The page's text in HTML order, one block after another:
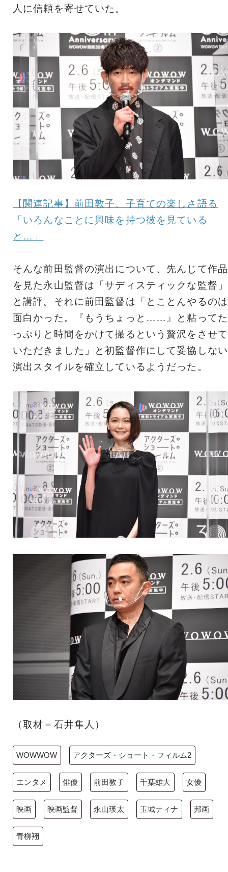
人に信頼を寄せていた。
【関連記事】前田敦子、子育ての楽しさ語る
「いろんなことに興味を持つ彼を見ている
と…」
そんな前田監督の演出について、先んじて作品
を見た永山監督は「サディスティックな監督」
と講評。それに前田監督は「とことんやるのは
面白かった。『もうちょっと……』と粘ってた
っぷりと時間をかけて撮るという贅沢をさせて
いただきました」と初監督作にして妥協しない
演出スタイルを確立しているようだった。
（取材＝石井隼人）
WOWWOW アクターズ・ショート・フィルム2
エンタメ 俳優 前田敦子 千葉雄大 女優
映画 映画監督 永山瑛太 玉城ティナ 邦画
青柳翔